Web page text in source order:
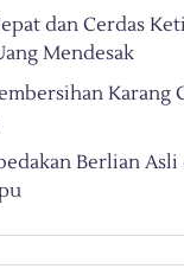
dan Cerdas
Mendesak
Karang
Berlian Asli